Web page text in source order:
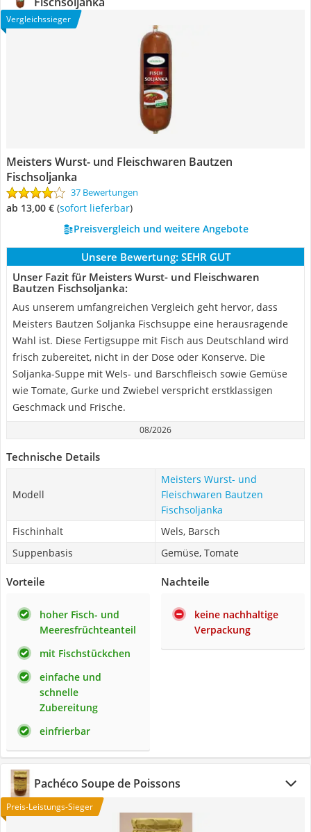
Vergleichssieger
Meisters Wurst- und Fleischwaren Bautzen
Fischsoljanka
37 Bewertungen
ab 13,00 € ( Sofort lieferbar)
Preisvergleich und weitere Angebote
Unsere Bewertung: SEHR GUT
Unser Fazit für Meisters Wurst- und Fleischwaren
Bautzen Fischsoljanka:
Aus unserem umfangreichen Vergleich geht hervor, dass
Meisters Bautzen Soljanka Fischsuppe eine herausragende
Wahl ist. Diese Fertigsuppe mit Fisch aus Deutschland wird
frisch zubereitet, nicht in der Dose oder Konserve. Die
Soljanka-Suppe mit Wels- und Barschfleisch sowie Gemüse
wie Tomate, Gurke und Zwiebel verspricht erstklassigen
Geschmack und Frische.
08/2026
Technische Details
Modell
Meisters Wurst- und
Fleischwaren Bautzen
Fischsoljanka
Fischinhalt
Wels, Barsch
Suppenbasis
Gemüse, Tomate
Vorteile
hoher Fisch- und
Meeresfrüchteanteil
mit Fischstückchen
einfache und
schnelle
Zubereitung
einfrierbar
Nachteile
keine nachhaltige
Verpackung
Pachéco Soupe de Poissons
Preis-Leistungs-Sieger